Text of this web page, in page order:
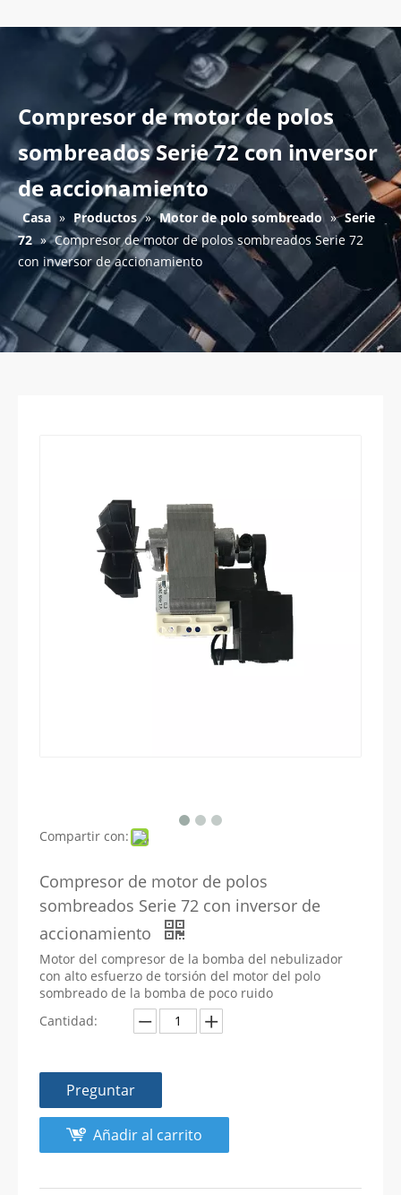
Compresor de motor de polos
sombreados Serie 72 con inversor
de accionamiento
Casa » Productos » Motor de polo sombreado » Serie
72 » Compresor de motor de polos sombreados Serie 72
con inversor de accionamiento
Compartir con:
Compresor de motor de polos
sombreados Serie 72 con inversor de
accionamiento
Motor del compresor de la bomba del nebulizador
con alto esfuerzo de torsión del motor del polo
sombreado de la bomba de poco ruido
Cantidad:
Preguntar
Añadir al carrito